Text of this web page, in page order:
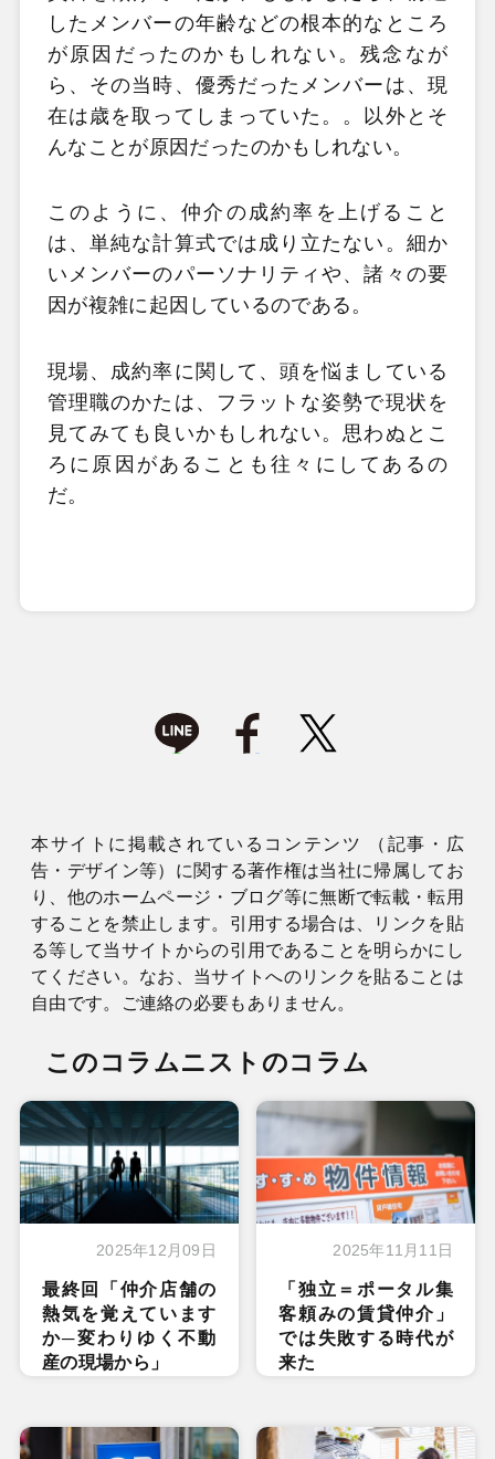
したメンバーの年齢などの根本的なところ
が原因だったのかもしれない。残念なが
ら、その当時、優秀だったメンバーは、現
在は歳を取ってしまっていた。。以外とそ
んなことが原因だったのかもしれない。
このように、仲介の成約率を上げること
は、単純な計算式では成り立たない。細か
いメンバーのパーソナリティや、諸々の要
因が複雑に起因しているのである。
現場、成約率に関して、頭を悩ましている
管理職のかたは、フラットな姿勢で現状を
見てみても良いかもしれない。思わぬとこ
ろに原因があることも往々にしてあるの
だ。
本サイトに掲載されているコンテンツ （記事・広
告・デザイン等）に関する著作権は当社に帰属してお
り、他のホームページ・ブログ等に無断で転載・転用
することを禁止します。引用する場合は、リンクを貼
る等して当サイトからの引用であることを明らかにし
てください。なお、当サイトへのリンクを貼ることは
自由です。ご連絡の必要もありません。
このコラムニストのコラム
2025年12月09日
最終回「仲介店舗の
熱気を覚えています
か─変わりゆく不動
産の現場から」
2025年11月11日
「独立＝ポータル集
客頼みの賃貸仲介」
では失敗する時代が
来た